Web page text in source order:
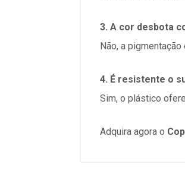
3. A cor desbota
Não, a
4. É resistente o
Sim, o plástico
Adquira agora o